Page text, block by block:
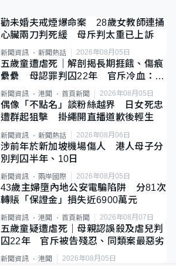
勸未婚夫戒煙爆命案 28歲女教師連捅
心臟兩刀判死緩 母斥判太重已上訴
新聞資訊 新聞熱話 2026年08月05日
五歲童遭虐死｜解剖揭長期捱餓、傷痕
纍纍 母認罪判囚22年 官斥冷血：同
類案最惡劣
新聞資訊 港聞 首頁新聞 2026年08月05日
偶像「不點名」談粉絲越界 日女死忠
遭群起狙擊 掛繩開直播道歉後輕生
新聞資訊 新聞熱話 2026年08月06日
涉前年於新加坡機場傷人 港人母子分
別判囚半年、10日
新聞資訊 兩岸國際 2026年08月05日
43歲主婦墮內地公安電騙陷阱 分81次
轉賬「保證金」損失近6900萬元
新聞資訊 港聞 首頁新聞 2026年08月07日
五歲童疑遭虐死｜母親認誤殺及虐兒判
囚22年 官斥被告殘忍、同類案最惡劣
新聞資訊 港聞 2026年08月05日